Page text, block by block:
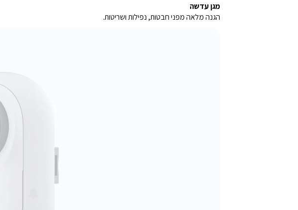
מגן עדשה
הגנה מלאה מפני חבטות, נפילות ושריטות.